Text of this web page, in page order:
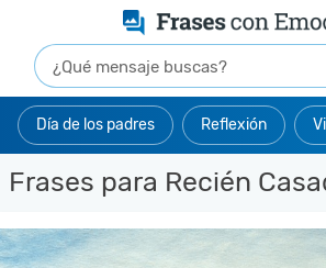
Día de los padres Reflexión
Frases para Recién